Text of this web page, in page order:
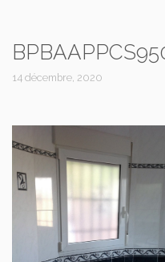
14 décembre, 2020